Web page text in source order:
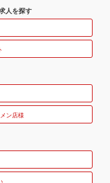
人を探す
ン店様